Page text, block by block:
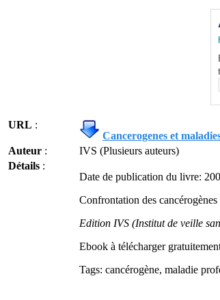
URL :
Cancerogenes et
Auteur :
IVS (Plusieurs auteurs)
Détails :
Date de publication du livre:
Confrontation des
Edition IVS (Institut de veille
Ebook à télécharger
Tags: cancérogène, maladie